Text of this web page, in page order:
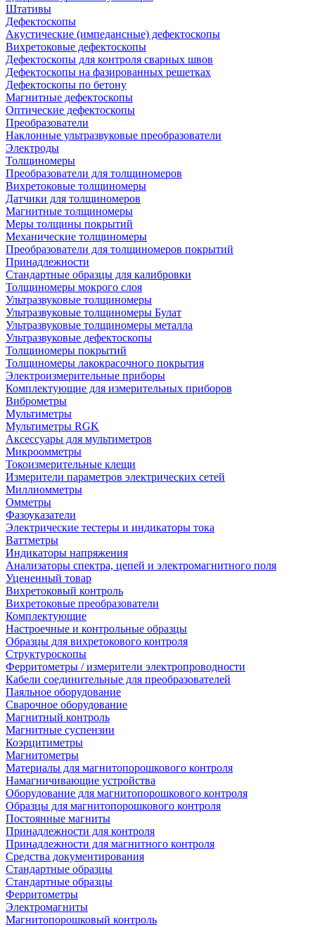
Штативы
Дефектоскопы
Акустические (импедансные) дефектоскопы
Вихретоковые дефектоскопы
Дефектоскопы для контроля сварных швов
Дефектоскопы на фазированных решетках
Дефектоскопы по бетону
Магнитные дефектоскопы
Оптические дефектоскопы
Преобразователи
Наклонные ультразвуковые преобразователи
Электроды
Толщиномеры
Преобразователи для толщиномеров
Вихретоковые толщиномеры
Датчики для толщиномеров
Магнитные толщиномеры
Меры толщины покрытий
Механические толщиномеры
Преобразователи для толщиномеров покрытий
Принадлежности
Стандартные образцы для калибровки
Толщиномеры мокрого слоя
Ультразвуковые толщиномеры
Ультразвуковые толщиномеры Булат
Ультразвуковые толщиномеры металла
Ультразвуковые дефектоскопы
Толщиномеры покрытий
Толщиномеры лакокрасочного покрытия
Электроизмерительные приборы
Комплектующие для измерительных приборов
Виброметры
Мультиметры
Мультиметры RGK
Аксессуары для мультиметров
Микроомметры
Токоизмерительные клещи
Измерители параметров электрических сетей
Миллиомметры
Омметры
Фазоуказатели
Электрические тестеры и индикаторы тока
Ваттметры
Индикаторы напряжения
Анализаторы спектра, цепей и электромагнитного поля
Уцененный товар
Вихретоковый контроль
Вихретоковые преобразователи
Комплектующие
Настроечные и контрольные образцы
Образцы для вихретокового контроля
Структуроскопы
Ферритометры / измерители электропроводности
Кабели соединительные для преобразователей
Паяльное оборудование
Сварочное оборудование
Магнитный контроль
Магнитные суспензии
Коэрцитиметры
Магнитометры
Материалы для магнитопорошкового контроля
Намагничивающие устройства
Оборудование для магнитопорошкового контроля
Образцы для магнитопорошкового контроля
Постоянные магниты
Принадлежности для контроля
Принадлежности для магнитного контроля
Средства документирования
Стандартные образцы
Стандартные образцы
Ферритометры
Электромагниты
Магнитопорошковый контроль